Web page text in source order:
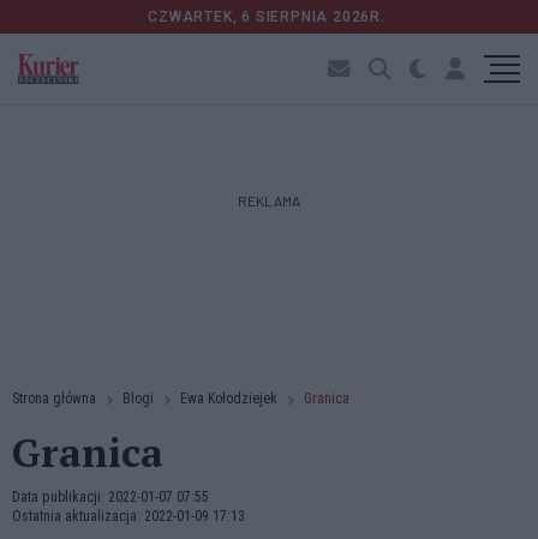
CZWARTEK, 6 SIERPNIA 2026R.
REKLAMA
Strona główna Blogi Ewa Kołodziejek Granica
Granica
Data publikacji: 2022-01-07 07:55
Ostatnia aktualizacja: 2022-01-09 17:13